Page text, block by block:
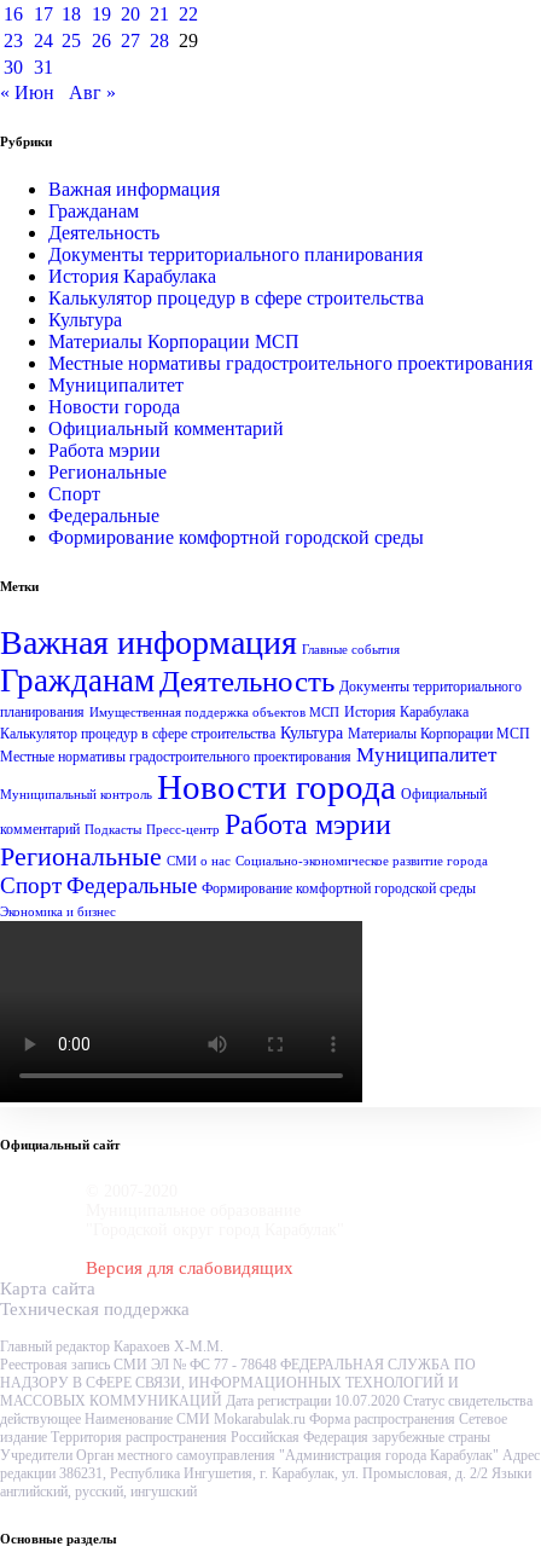
16 17 18 19 20 21
22
23 24 25 26 27 28 29
30 31
« Июн
Авг »
Рубрики
Важная информация
Гражданам
Деятельность
Документы территориального планирования
История Карабулака
Калькулятор процедур в сфере строительства
Культура
Материалы Корпорации МСП
Местные нормативы градостроительного проектирования
Муниципалитет
Новости города
Официальный комментарий
Работа мэрии
Региональные
Спорт
Федеральные
Формирование комфортной городской среды
Метки
Важная информация Главные события
Гражданам Деятельность Документы территориального
планирования Имущественная поддержка объектов МСП История Карабулака
Калькулятор процедур в сфере строительства Культура Материалы Корпорации МСП
Местные нормативы градостроительного проектирования Муниципалитет
Муниципальный контроль Новости города Официальный
комментарий Подкасты Пресс-центр Работа мэрии
Региональные СМИ о нас Социально-экономическое развитие города
СпортФедеральные Формирование комфортной городской среды
Экономика и бизнес
Официальный сайт
Версия для слабовидящих
Карта сайта
Техническая поддержка
Главный редактор Карахоев Х-М.М.
Реестровая запись СМИ ЭЛ № ФС 77 - 78648 ФЕДЕРАЛЬНАЯ СЛУЖБА ПО
НАДЗОРУ В СФЕРЕ СВЯЗИ, ИНФОРМАЦИОННЫХ ТЕХНОЛОГИЙ И
МАССОВЫХ КОММУНИКАЦИЙ Дата регистрации 10.07.2020 Статус свидетельства
действующее Наименование СМИ Mokarabulak.ru Форма распространения Сетевое
издание Территория распространения Российская Федерация зарубежные страны
Учредители Орган местного самоуправления "Администрация города Карабулак" Адрес
редакции 386231, Республика Ингушетия, г. Карабулак, ул. Промысловая, д. 2/2 Языки
английский, русский, ингушский
Основные разделы